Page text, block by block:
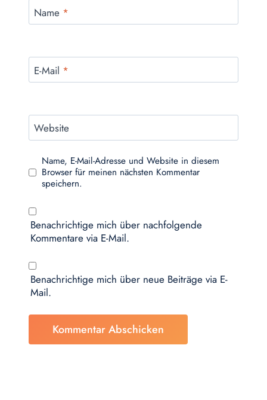
Name *
E-Mail *
Website
Name, E-Mail-Adresse und Website in diesem
Browser für meinen nächsten Kommentar
speichern.
Benachrichtige mich über nachfolgende
Kommentare via E-Mail.
Benachrichtige mich über neue Beiträge via E-
Mail.